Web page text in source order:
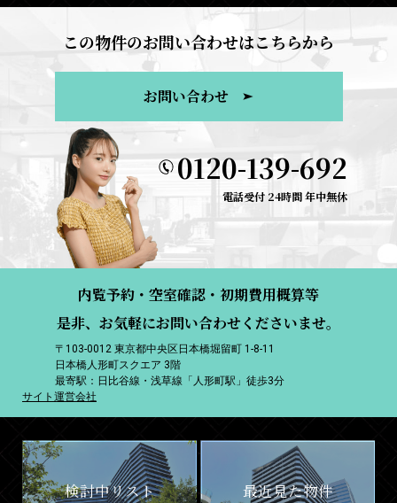
この物件のお問い合わせはこちらから
お問い合わせ
0120-139-692
電話受付 24時間 年中無休
内覧予約・空室確認・初期費用概算等
是非、お気軽にお問い合わせくださいませ。
〒103-0012 東京都中央区日本橋堀留町 1-8-11
日本橋人形町スクエア 3階
最寄駅：日比谷線・浅草線「人形町駅」徒歩3分
サイト運営会社
検討中リスト 最近見た物件